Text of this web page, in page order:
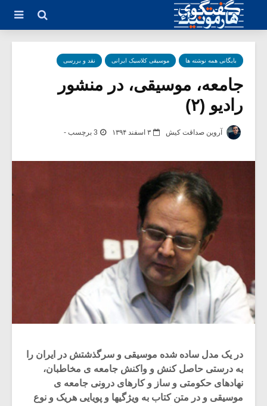
بایگانی همه نوشته ها موسیقی کلاسیک ایرانی نقد و بررسی
جامعه، موسیقی، در منشور
رادیو (۲)
آروین صداقت کیش ۳ اسفند ۱۳۹۴ 3 برچسب -
در یک مدل ساده شده موسیقی و سرگذشتش در ایران را
به درستی حاصل کنش و واکنش جامعه ی مخاطبان،
نهادهای حکومتی و ساز و کارهای درونی جامعه ی
موسیقی و در متن کتاب به ویژگیها و پویایی هریک و نوع